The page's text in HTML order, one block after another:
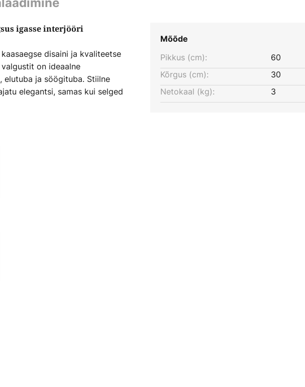
igasse interjööri
disaini ja kvaliteetse
on ideaalne
elutuba ja söögituba. Stiilne
elegantsi, samas kui selged
välise dimmeriga, mis ei
individuaalselt
mõnusa õhtu või
et valgustust
Mõõde
Pikkus (cm):
60
Kõrgus (cm):
30
Netokaal (kg):
3